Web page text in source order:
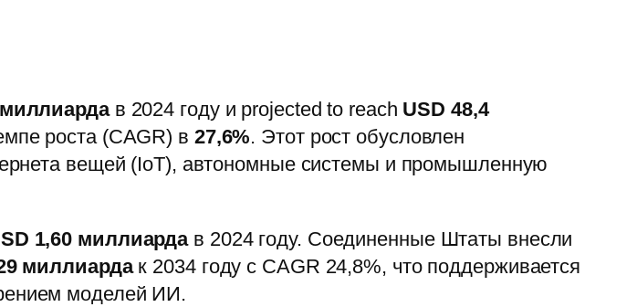
в 2024 году и projected to reach USD 48,4
роста (CAGR) в 27,6%. Этот рост обусловлен
вещей (IoT), автономные системы и промышленную
1,60 миллиардав 2024 году. Соединенные Штаты внесли
миллиардак 2034 году с CAGR 24,8%, что поддерживается
моделей ИИ.